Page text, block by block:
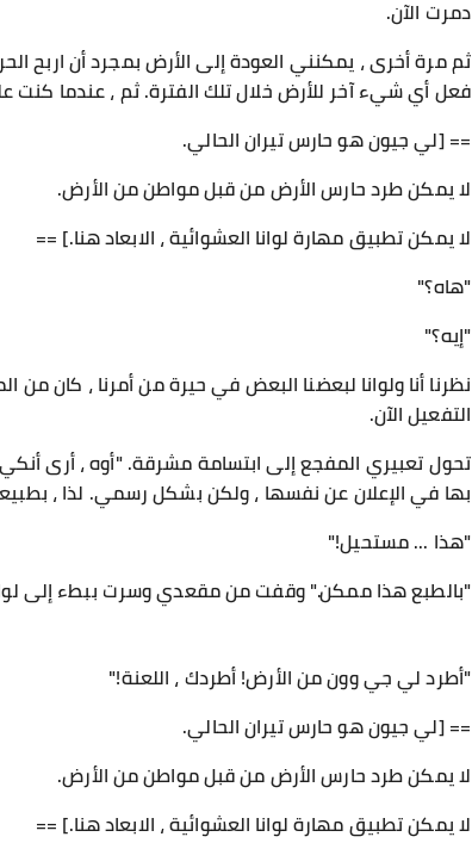
دمرت الآن.
ثم مرة أخرى ، يمكنني العودة إلى الأرض بمجرد أن اربح
فعل أي شيء آخر للأرض خلال تلك الفترة. ثم ، عندما
== [لي جيون هو حارس تيران الحالي.
لا يمكن طرد حارس الأرض من قبل مواطن من الأرض.
لا يمكن تطبيق مهارة لوانا العشوائية ، الابعاد هنا.] ==
"هاه؟"
"إيه؟"
نظرنا أنا ولوانا لبعضنا البعض في حيرة من أمرنا ،
التفعيل الآن.
تحول تعبيري المفجع إلى ابتسامة مشرقة. "أوه ، أرى
بها في الإعلان عن نفسها ، ولكن بشكل رسمي. لذا ،
"هذا ... مستحيل!"
"بالطبع هذا ممكن." وقفت من مقعدي وسرت ببطء إلى
"أطرد لي جي وون من الأرض! أطردك ، اللعنة!"
== [لي جيون هو حارس تيران الحالي.
لا يمكن طرد حارس الأرض من قبل مواطن من الأرض.
لا يمكن تطبيق مهارة لوانا العشوائية ، الابعاد هنا.] ==